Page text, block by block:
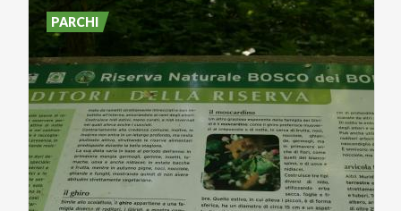
PARCHI